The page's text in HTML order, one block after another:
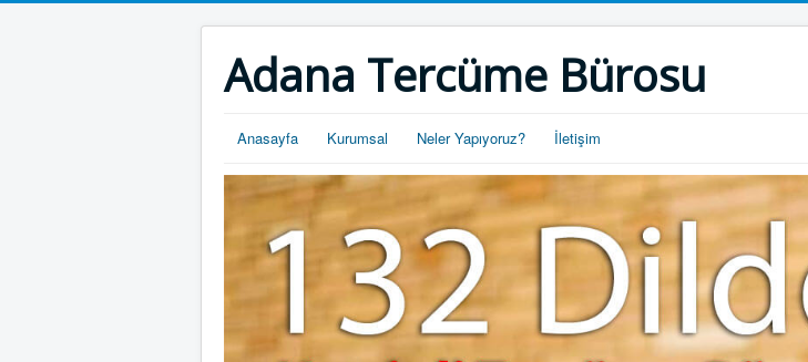
Adana Tercüme Bürosu
Anasayfa Kurumsal Neler Yapıyoruz? İletişim